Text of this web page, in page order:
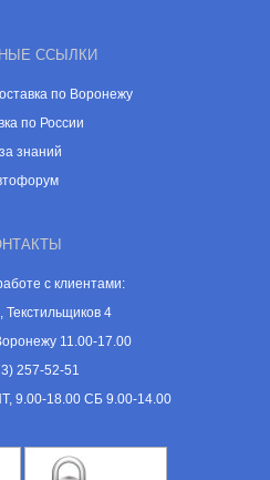
ССЫЛКИ
по Воронежу
по России
знаний
с клиентами:
Текстильщиков 4
11.00-17.00
257-52-51
9.00-18.00 СБ 9.00-14.00